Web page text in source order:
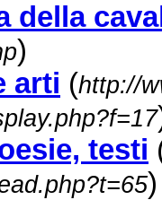
della
)
arti (http://
testi
)